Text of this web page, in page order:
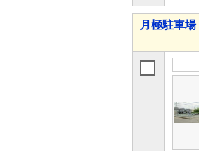
月極駐車